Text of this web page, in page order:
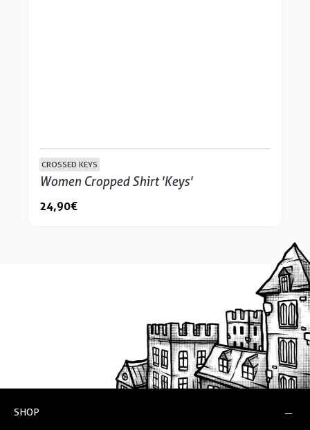
CROSSED KEYS
Women Cropped Shirt 'Keys'
24,90 €
SHOP